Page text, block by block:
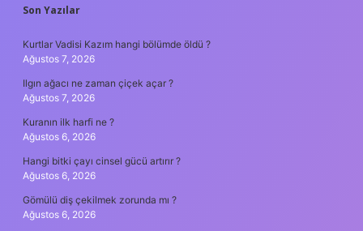
SIDEBAR
Son Yazılar
Kurtlar Vadisi Kazım hangi bölümde öldü ?
Ağustos 7, 2026
Ilgın ağacı ne zaman çiçek açar ?
Ağustos 7, 2026
Kuranın ilk harfi ne ?
Ağustos 6, 2026
Hangi bitki çayı cinsel gücü artırır ?
Ağustos 6, 2026
Gömülü diş çekilmek zorunda mı ?
Ağustos 6, 2026